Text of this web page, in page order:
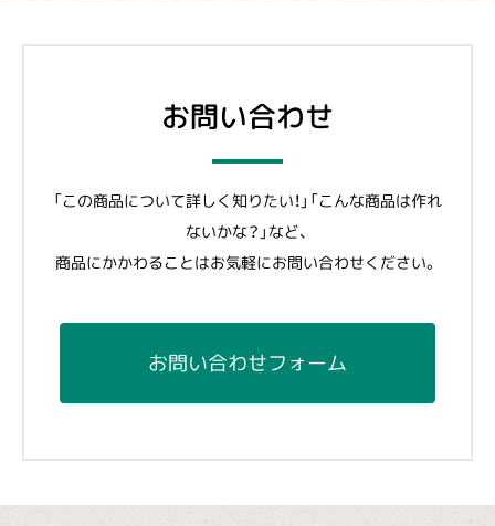
お問い合わせ
「この商品について詳しく知りたい！」「こんな商品は作れ
ないかな？」など、
商品にかかわることはお気軽にお問い合わせください。
お問い合わせフォーム